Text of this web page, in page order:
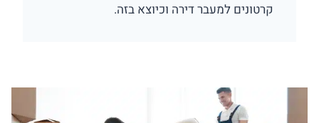
קרטונים למעבר דירה וכיוצא בזה.